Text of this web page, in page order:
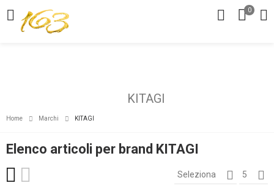
0
KITAGI
Home Marchi KITAGI
Elenco articoli per brand KITAGI
Seleziona 5